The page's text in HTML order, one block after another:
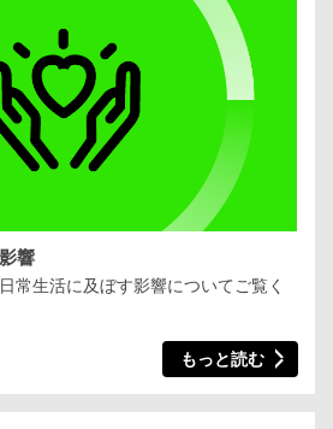
響
常生活に及ぼす影響についてご覧く
もっと読む